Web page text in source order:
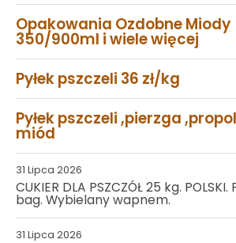
Opakowania Ozdobne Miody
350/900ml i wiele więcej
Pyłek pszczeli 36 zł/kg
Pyłek pszczeli ,pierzga
miód
31 Lipca 2026
CUKIER DLA PSZCZÓŁ 25 kg.
bag. Wybielany wapnem.
31 Lipca 2026